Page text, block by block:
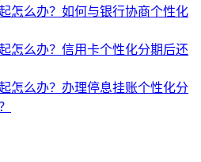
怎么办？如何与银行协商个性化
怎么办？信用卡个性化分期后还
怎么办？办理停息挂账个性化分